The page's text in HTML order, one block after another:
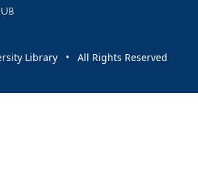
Library • All Rights Reserved